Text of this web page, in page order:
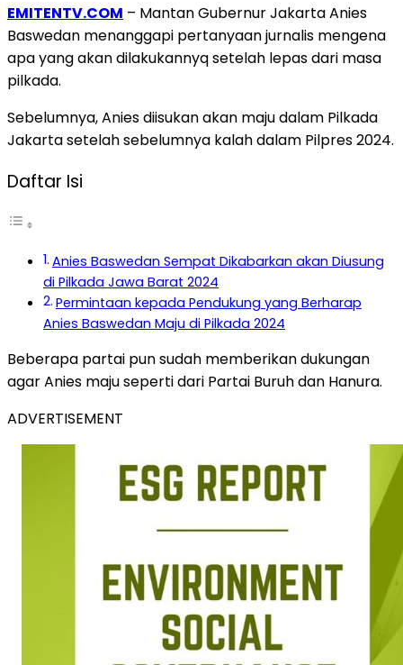
EMITENTV.COM – Mantan Gubernur Jakarta Anies
Baswedan menanggapi pertanyaan jurnalis mengena
apa yang akan dilakukannyq setelah lepas dari masa
pilkada.
Sebelumnya, Anies diisukan akan maju dalam Pilkada
Jakarta setelah sebelumnya kalah dalam Pilpres 2024.
Daftar Isi
Anies Baswedan Sempat Dikabarkan akan Diusung
di Pilkada Jawa Barat 2024
Permintaan kepada Pendukung yang Berharap
Anies Baswedan Maju di Pilkada 2024
Beberapa partai pun sudah memberikan dukungan
agar Anies maju seperti dari Partai Buruh dan Hanura.
ADVERTISEMENT